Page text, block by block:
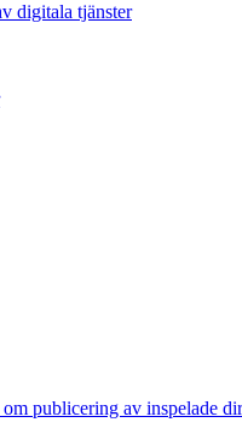
digitala tjänster
publicering av inspelade